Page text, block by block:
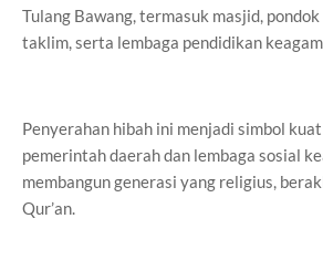
Tulang Bawang, termasuk masjid,
taklim, serta lembaga pendidikan
Penyerahan hibah ini menjadi simbol
pemerintah daerah dan lembaga sosial
membangun generasi yang religius,
Qur’an.